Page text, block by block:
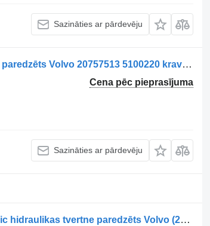
Sazināties ar pārdevēju
Distribuitor Hidraulic Servodirecție hidrosadalītājs paredzēts Volvo 20757513 5100220 kravas automašīnas
Cena pēc pieprasījuma
Sazināties ar pārdevēju
Recipient rezervor de ulei pentru ventilator hidraulic hidraulikas tvertne paredzēts Volvo (20904990) kravas automašīnas